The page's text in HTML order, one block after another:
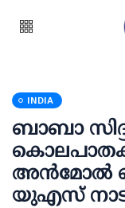
INDIA
ബാബാ
അന്‍മോല്‍
യുഎസ്